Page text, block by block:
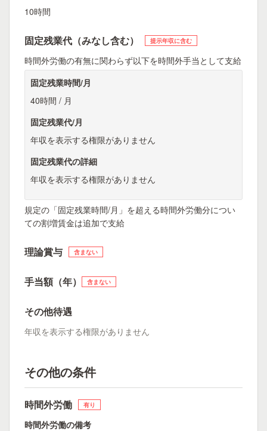
10時間
固定残業代（みなし含む） 提示年収に含む
時間外労働の有無に関わらず以下を時間外手当として支給
固定残業時間/月
40時間 / 月
固定残業代/月
年収を表示する権限がありません
固定残業代の詳細
年収を表示する権限がありません
規定の「固定残業時間/月」を超える時間外労働分につい
ての割増賃金は追加で支給
理論賞与 含まない
手当額（年） 含まない
その他待遇
年収を表示する権限がありません
その他の条件
時間外労働 有り
時間外労働の備考